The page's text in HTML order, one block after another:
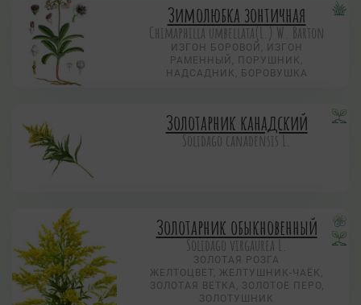
Зимолюбка зонтичная
Chimaphilla umbellata(L.) W. Barton
ИЗГОН БОРОВОЙ, ИЗГОН
РАМЕННЫЙ, ПОРУШНИК,
НАДСАДНИК, БОРОВУШКА
Золотарник канадский
Solidago canadensis L.
Золотарник обыкновенный
Solidago virgaurea L.
ЗОЛОТАЯ РОЗГА
ЖЕЛТОЦВЕТ, ЖЕЛТУШНИК-ЧАЁК,
ЗОЛОТАЯ ВЕТКА, ЗОЛОТОЕ ПЕРО,
ЗОЛОТУШНИК